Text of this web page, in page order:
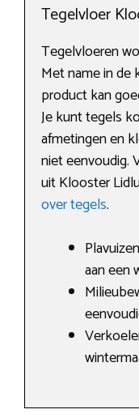
Tegelvloer
Tegelvloeren
Met name in de
product kan
Je kunt tegels
afmetingen en
niet eenvoudig.
uit Klooster
over tegels.
aan een